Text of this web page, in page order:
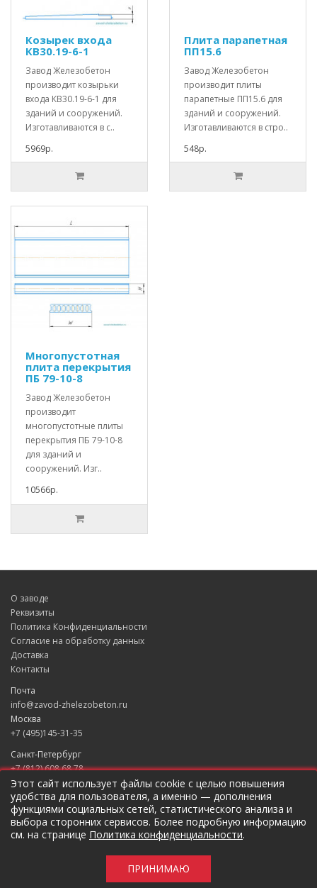
Козырек входа
КВ30.19-6-1
Завод Железобетон
производит козырьки
входа КВ30.19-6-1 для
зданий и сооружений.
Изготавливаются в с..
5969р.
Плита парапетная
ПП15.6
Завод Железобетон
производит плиты
парапетные ПП15.6 для
зданий и сооружений.
Изготавливаются в стро..
548р.
Многопустотная
плита перекрытия
ПБ 79-10-8
Завод Железобетон
производит
многопустотные плиты
перекрытия ПБ 79-10-8
для зданий и
сооружений. Изг..
10566р.
О заводе
Реквизиты
Политика Конфиденциальности
Согласие на обработку данных
Доставка
Контакты
Почта
info@zavod-zhelezobeton.ru
Москва
+7 (495)145-31-35
Санкт-Петербург
+7 (812) 608 68 78
Екатеринбург
+7 (343) 235 49 31
Краснодар
+7 (861) 205 79 37
Предложение не является публичной оффертой.
Этот сайт использует файлы cookie с целью повышения
удобства для пользователя, а именно — дополнения
функциями социальных сетей, статистического анализа и
выбора сторонних сервисов. Более подробную информацию
см. на странице Политика конфиденциальности.
ПРИНИМАЮ